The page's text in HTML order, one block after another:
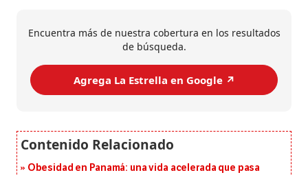
Encuentra más de nuestra cobertura en los resultados
de búsqueda.
Agrega La Estrella en Google ↗️
Obesidad en Panamá: una vida acelerada que pasa